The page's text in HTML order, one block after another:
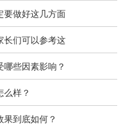
要做好这几方面
长们可以参考这
些因素影响？
样？
到底如何？